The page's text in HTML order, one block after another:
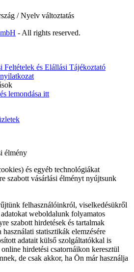
/ Nyelv változtatás
- All rights reserved.
Feltételek és Elállási Tájékoztató
lemondása itt
élmény
és egyéb technológiákat
szabott vásárlási élményt nyújtsunk
felhasználóinkról, viselkedésükről
weboldalunk folyamatos
szabott hirdetések és tartalmak
statisztikák elemzésére
adatait külső szolgáltatókkal is
hirdetési csatornáikon keresztül
de csak akkor, ha Ön már használja